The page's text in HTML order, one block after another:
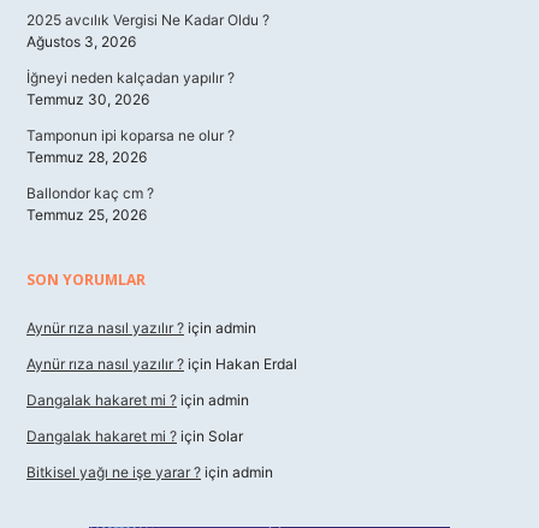
2025 avcılık Vergisi Ne Kadar Oldu ?
Ağustos 3, 2026
İğneyi neden kalçadan yapılır ?
Temmuz 30, 2026
Tamponun ipi koparsa ne olur ?
Temmuz 28, 2026
Ballondor kaç cm ?
Temmuz 25, 2026
SON YORUMLAR
Aynür rıza nasıl yazılır ? için admin
Aynür rıza nasıl yazılır ? için Hakan Erdal
Dangalak hakaret mi ? için admin
Dangalak hakaret mi ? için Solar
Bitkisel yağı ne işe yarar ? için admin